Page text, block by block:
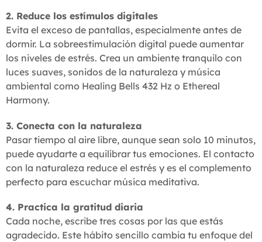
2. Reduce los estímulos digitales
Evita el exceso de pantallas, especialmente antes de
dormir. La sobreestimulación digital puede aumentar
los niveles de estrés. Crea un ambiente tranquilo con
luces suaves, sonidos de la naturaleza y música
ambiental como Healing Bells 432 Hz o Ethereal
Harmony.
3. Conecta con la naturaleza
Pasar tiempo al aire libre, aunque sean solo 10 minutos,
puede ayudarte a equilibrar tus emociones. El contacto
con la naturaleza reduce el estrés y es el complemento
perfecto para escuchar música meditativa.
4. Practica la gratitud diaria
Cada noche, escribe tres cosas por las que estás
agradecido. Este hábito sencillo cambia tu enfoque del